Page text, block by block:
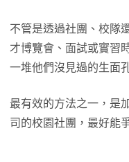
不管是透過社團、校隊
才博覽會、面試或實習
一堆他們沒見過的生面
最有效的方法之一，是
司的校園社團，最好能